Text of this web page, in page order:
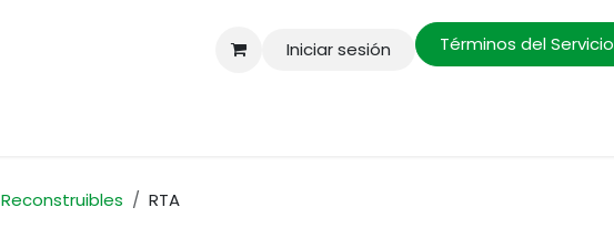
Iniciar sesión
Términos del Servicio
Reconstruibles RTA